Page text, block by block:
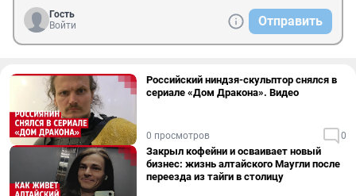
Гость
Войти
Отправить
Российский ниндзя-скульптор снялся в
сериале «Дом Дракона». Видео
0 просмотров 0
Закрыл кофейни и осваивает новый
бизнес: жизнь алтайского Маугли после
переезда из тайги в столицу